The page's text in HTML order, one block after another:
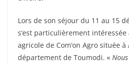
Lors de son séjour du 11 au 15
s’est particulièrement intéressée
agricole de Com’on Agro située
département de Toumodi. «